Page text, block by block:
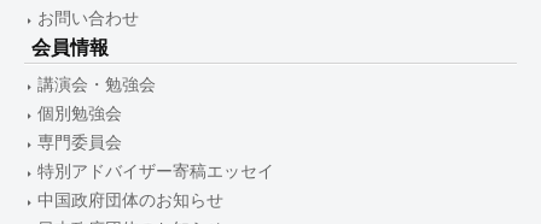
お問い合わせ
会員情報
講演会・勉強会
個別勉強会
専門委員会
特別アドバイザー寄稿エッセイ
中国政府団体のお知らせ